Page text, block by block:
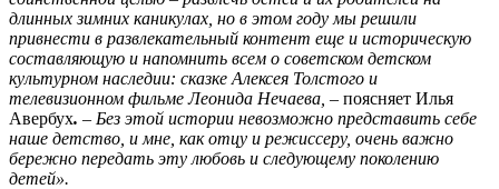
длинных зимних каникулах, но в этом году мы решили
привнести в развлекательный контент еще и историческую
составляющую и напомнить всем о советском детском
культурном наследии: сказке Алексея Толстого и
телевизионном фильме Леонида Нечаева, – поясняет Илья
Авербух. – Без этой истории невозможно представить себе
наше детство, и мне, как отцу и режиссеру, очень важно
бережно передать эту любовь и следующему поколению
детей».